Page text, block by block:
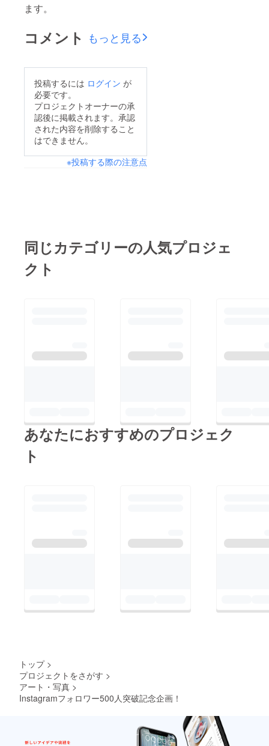
ます。
コメント もっと見る
投稿するには ログイン が
必要です。
プロジェクトオーナーの承
認後に掲載されます。承認
された内容を削除すること
はできません。
※投稿する際の注意点
同じカテゴリーの人気プロジェ
クト
あなたにおすすめのプロジェク
ト
トップ >
プロジェクトをさがす >
アート・写真 >
Instagramフォロワー500人突破記念企画！